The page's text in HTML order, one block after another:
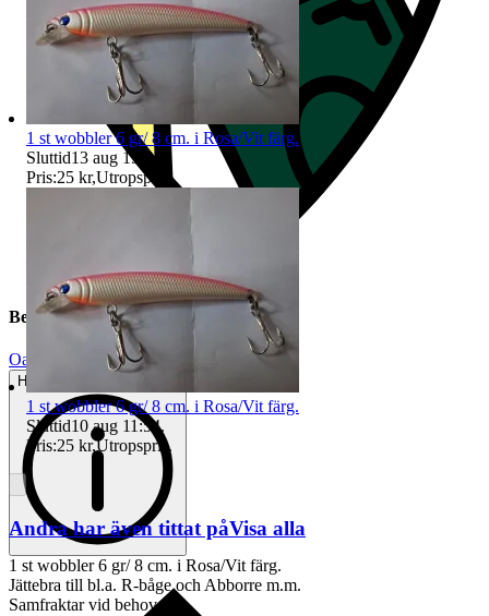
Beskrivning
Oanvänt
Helt ny och aldrig använd
1 st wobbler 6 gr/ 8 cm. i Rosa/Vit färg.
Jättebra till bl.a. R-båge och Abborre m.m.
Samfraktar vid behov.
1 st wobbler 6 gr/ 8 cm. i Rosa/Vit färg.
Sluttid13 aug 19:51
Pris:25 kr,Utropspris
1 st wobbler 6 gr/ 8 cm. i Rosa/Vit färg.
Sluttid10 aug 11:54.
Pris:25 kr,Utropspris.
Andra har även tittat påVisa alla